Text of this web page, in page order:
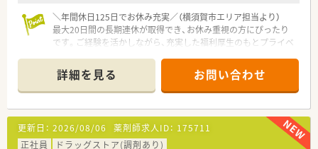
＼年間休日125日でお休み充実／（横須賀市エリア担当より）
最大20日間の長期連休が取得でき、お休み重視の方にぴったり
です。ご経験を活かしながら、充実した福利厚生のもとプライベ
＊------------------------------------------＊
【店舗情報と応需状況について】
■ショッピングモール内に位置しており、お買い物ついでに来局
される幅広い層のお客様から処方箋を応需しています。
■近隣の医療機関などから多種多様な科目を面で応需しており、
1日に約70枚から80枚の処方箋に対応しています。
詳細を見る お問い合わせ
更新日： 2026/08/06 薬剤師求人ID： 175711
正社員
ドラッグストア(調剤あり)